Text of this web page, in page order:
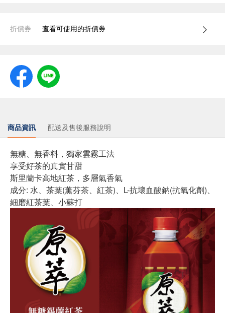
折價券 查看可使用的折價券
商品資訊 配送及售後服務說明
無糖、無香料，獨家雲霧工法
享受好茶的真實甘甜
斯里蘭卡高地紅茶，多層氣香氣
成分: 水、茶葉(薰芬茶、紅茶)、L-抗壞血酸鈉(抗氧化劑)、
細磨紅茶葉、小蘇打